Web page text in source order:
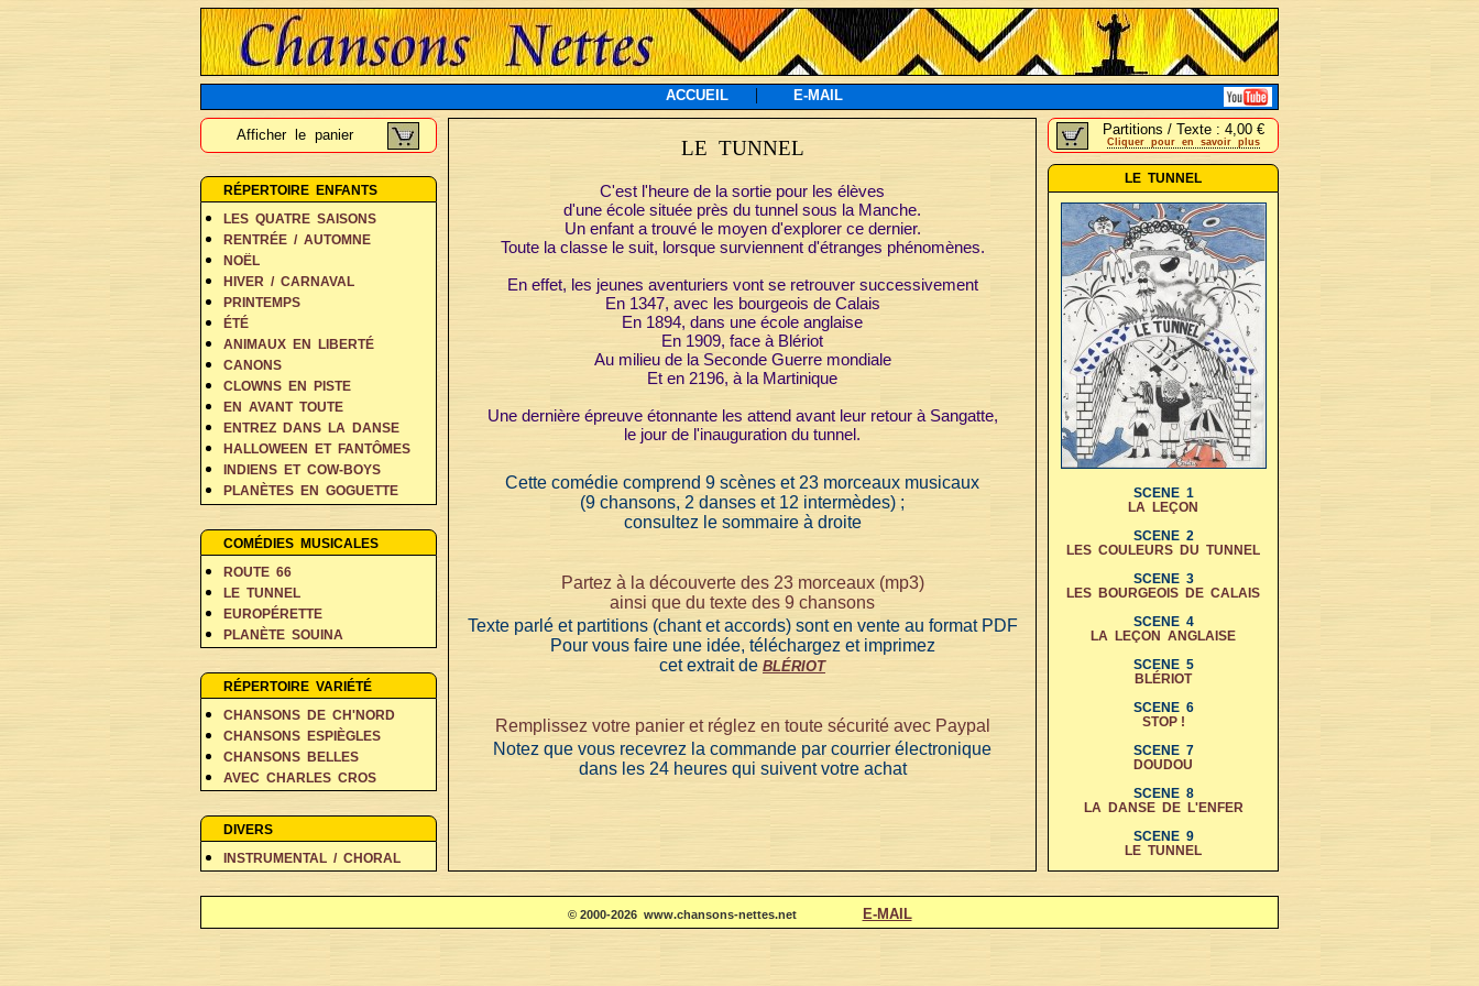
ACCUEIL | E-MAIL
Afficher le panier
RÉPERTOIRE ENFANTS
LES QUATRE SAISONS
RENTRÉE / AUTOMNE
NOËL
HIVER / CARNAVAL
PRINTEMPS
ÉTÉ
ANIMAUX EN LIBERTÉ
CANONS
CLOWNS EN PISTE
EN AVANT TOUTE
ENTREZ DANS LA DANSE
HALLOWEEN ET FANTÔMES
INDIENS ET COW-BOYS
PLANÈTES EN GOGUETTE
RÊVES ET FANTAISIE
COMÉDIES MUSICALES
ROUTE 66
LE TUNNEL
EUROPÉRETTE
PLANÈTE SOUINA
RÉPERTOIRE VARIÉTÉ
CHANSONS DE CH'NORD
CHANSONS ESPIÈGLES
CHANSONS BELLES
AVEC CHARLES CROS
COIN DES POÈTES E-L
COIN DES POÈTES M-V
DIVERS
INSTRUMENTAL / CHORAL
Partitions / Texte : 4,00 €
Cliquer pour en savoir plus
LE TUNNEL
SCENE 1
LA LEÇON
SCENE 2
LES COULEURS DU TUNNEL
SCENE 3
LES BOURGEOIS DE CALAIS
SCENE 4
LA LEÇON ANGLAISE
SCENE 5
BLÉRIOT
SCENE 6
STOP !
SCENE 7
DOUDOU
SCENE 8
LA DANSE DE L'ENFER
SCENE 9
LE TUNNEL
LE TUNNEL
C'est l'heure de la sortie pour les élèves
d'une école située près du tunnel sous la Manche.
Un enfant a trouvé le moyen d'explorer ce dernier.
Toute la classe le suit, lorsque surviennent d'étranges phénomènes.
En effet, les jeunes aventuriers vont se retrouver successivement
En 1347, avec les bourgeois de Calais
En 1894, dans une école anglaise
En 1909, face à Blériot
Au milieu de la Seconde Guerre mondiale
Et en 2196, à la Martinique
Une dernière épreuve étonnante les attend avant leur retour à Sangatte,
le jour de l'inauguration du tunnel.
Cette comédie comprend 9 scènes et 23 morceaux musicaux
(9 chansons, 2 danses et 12 intermèdes) ;
consultez le sommaire à droite
Partez à la découverte des 23 morceaux (mp3)
ainsi que du texte des 9 chansons
Texte parlé et partitions (chant et accords) sont en vente au format PDF
Pour vous faire une idée, téléchargez et imprimez
cet extrait de BLÉRIOT
Remplissez votre panier et réglez en toute sécurité avec Paypal
Notez que vous recevrez la commande par courrier électronique
dans les 24 heures qui suivent votre achat
© 2000-2026 www.chansons-nettes.net E-MAIL